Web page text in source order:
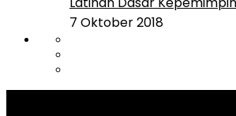
7 Oktober 2018